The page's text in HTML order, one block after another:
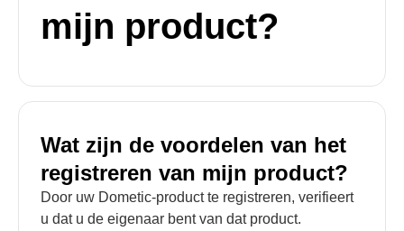
mijn product?
Wat zijn de voordelen van het
registreren van mijn product?
Door uw Dometic-product te registreren, verifieert
u dat u de eigenaar bent van dat product.